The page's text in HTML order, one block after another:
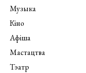
Музыка
Кіно
Афіша
Мастацтва
Тэатр